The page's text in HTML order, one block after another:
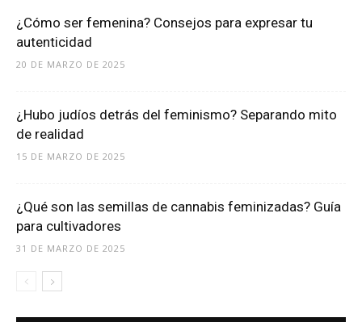
¿Cómo ser femenina? Consejos para expresar tu
autenticidad
20 DE MARZO DE 2025
¿Hubo judíos detrás del feminismo? Separando mito
de realidad
15 DE MARZO DE 2025
¿Qué son las semillas de cannabis feminizadas? Guía
para cultivadores
31 DE MARZO DE 2025